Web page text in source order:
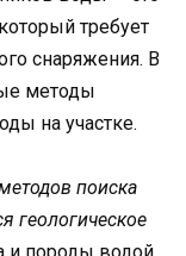
требует
снаряжения. В
методы
на участке.
поиска
геологическое